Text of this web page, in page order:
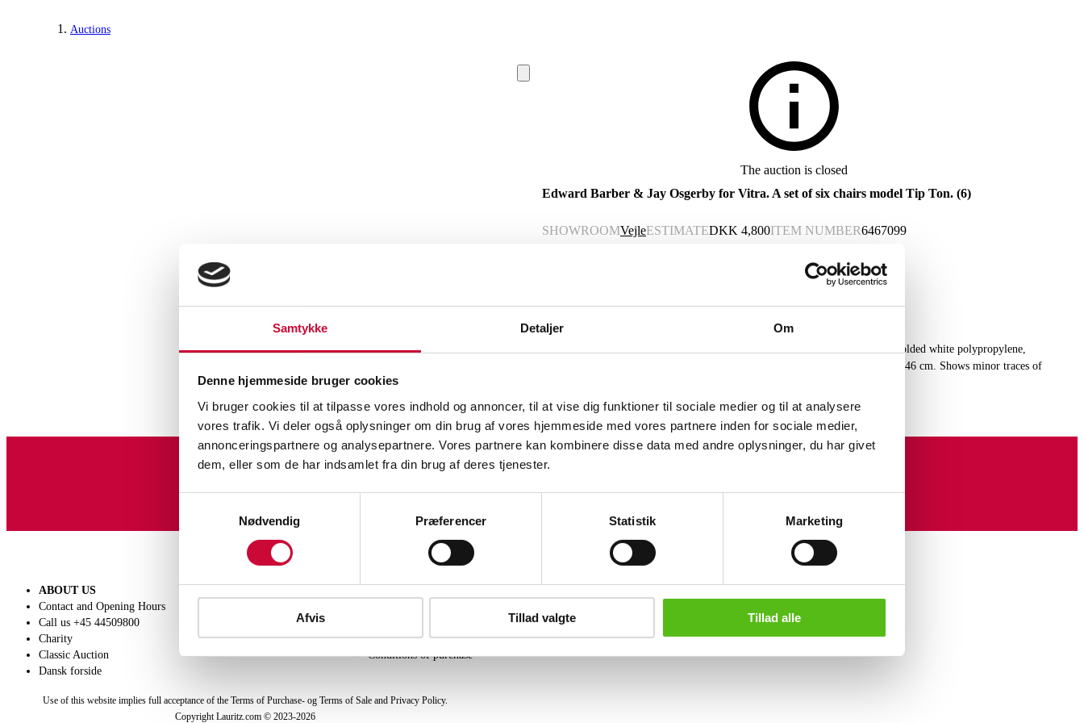
Samtykke Detaljer Om
Denne hjemmeside bruger cookies
Vi bruger cookies til at tilpasse vores indhold og annoncer, til at vise dig funktioner til sociale medier og til at analysere
vores trafik. Vi deler også oplysninger om din brug af vores hjemmeside med vores partnere inden for sociale medier,
annonceringspartnere og analysepartnere. Vores partnere kan kombinere disse data med andre oplysninger, du har givet
dem, eller som de har indsamlet fra din brug af deres tjenester.
Nødvendig
Præferencer Statistik Marketing
Afvis Tillad valgte Tillad alle
Auctions
The auction is closed
Edward Barber & Jay Osgerby for Vitra. A set of six chairs model Tip Ton. (6)
SHOWROOMVejleESTIMATEDKK 4,800ITEM NUMBER6467099
Edward Barber & Jay Osgerby. A set of six chairs, model Tip Ton, made of molded white polypropylene,
stackable, can be used outdoors. Made for Vitra with stamp from here. H. 78.5/46 cm. Shows minor traces of
Similar lots
ABOUT US
Contact and Opening Hours
Call us +45 44509800
Charity
Classic Auction
Dansk forside
Conditions of sale
Privacy Policy
Conditions of purchase
Use of this website implies full acceptance of the Terms of Purchase- og Terms of Sale and Privacy Policy.
Copyright Lauritz.com © 2023-2026